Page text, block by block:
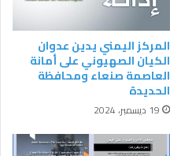
المركز اليمني يدين عدوان
الكيان الصهيوني على أمانة
العاصمة صنعاء ومحافظة
الحديدة
19 ديسمبر، 2024